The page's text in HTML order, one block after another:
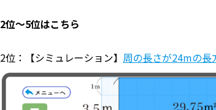
2位～5位はこちら
2位：【シミュレーション】 周の長さが24mの長